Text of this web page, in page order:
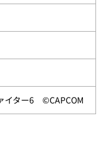
イター6 ©CAPCOM